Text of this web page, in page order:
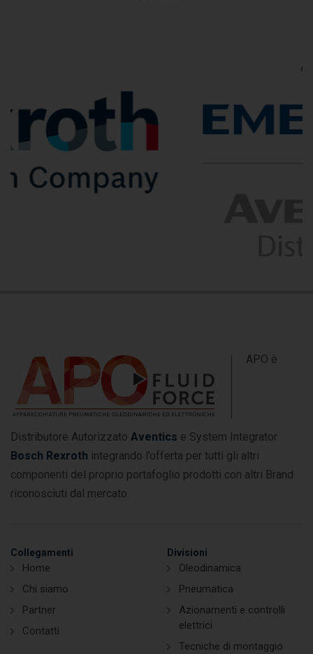
APO è
Distributore Autorizzato Aventics e System Integrator
Bosch Rexroth integrando l’offerta per tutti gli altri
componenti del proprio portafoglio prodotti con altri Brand
riconosciuti dal mercato.
Collegamenti
Home
Chi siamo
Partner
Contatti
Divisioni
Oleodinamica
Pneumatica
Azionamenti e controlli
elettrici
Tecniche di montaggio